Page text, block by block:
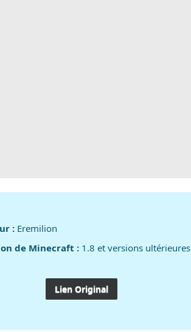
: Eremilion
de Minecraft : 1.8 et versions ultérieures
Lien Original